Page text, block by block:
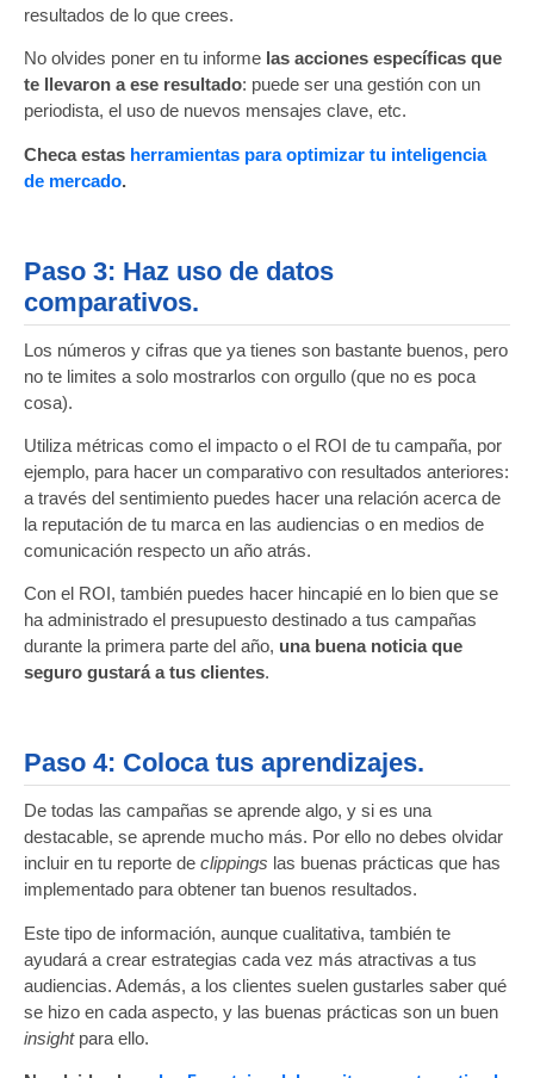
resultados de lo que crees.
No olvides poner en tu informe las acciones específicas que
te llevaron a ese resultado: puede ser una gestión con un
periodista, el uso de nuevos mensajes clave, etc.
Checa estas herramientas para optimizar tu inteligencia
de mercado.
Paso 3: Haz uso de datos
comparativos.
Los números y cifras que ya tienes son bastante buenos, pero
no te limites a solo mostrarlos con orgullo (que no es poca
cosa).
Utiliza métricas como el impacto o el ROI de tu campaña, por
ejemplo, para hacer un comparativo con resultados anteriores:
a través del sentimiento puedes hacer una relación acerca de
la reputación de tu marca en las audiencias o en medios de
comunicación respecto un año atrás.
Con el ROI, también puedes hacer hincapié en lo bien que se
ha administrado el presupuesto destinado a tus campañas
durante la primera parte del año, una buena noticia que
seguro gustará a tus clientes.
Paso 4: Coloca tus aprendizajes.
De todas las campañas se aprende algo, y si es una
destacable, se aprende mucho más. Por ello no debes olvidar
incluir en tu reporte de clippings las buenas prácticas que has
implementado para obtener tan buenos resultados.
Este tipo de información, aunque cualitativa, también te
ayudará a crear estrategias cada vez más atractivas a tus
audiencias. Además, a los clientes suelen gustarles saber qué
se hizo en cada aspecto, y las buenas prácticas son un buen
insightpara ello.